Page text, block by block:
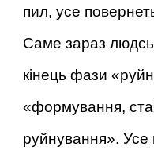
пил, усе
Саме зараз
кінець фази
«формування,
руйнування». Усе